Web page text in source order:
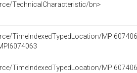
TechnicalCharacteristic/bn>
TimeIndexedTypedLocation/
TimeIndexedTypedLocation/